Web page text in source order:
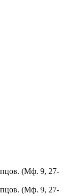
(Мф. 9, 27-
(Мф. 9, 27-